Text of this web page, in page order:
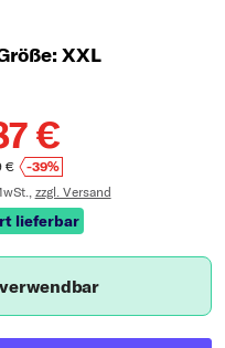
XXL
€
€
-39%
zzgl. Versand
lieferbar